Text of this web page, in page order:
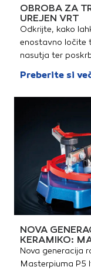
OBROBA ZA
UREJEN VRT
Odkrijte, kako
enostavno ločite
nasutja ter
Preberite si
NOVA
KERAMIKO:
Nova generacija
Masterpiuma P5